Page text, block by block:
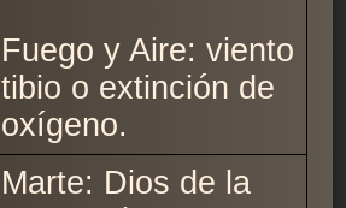
Fuego y Aire: viento
tibio o extinción de
oxígeno.
Marte: Dios de la